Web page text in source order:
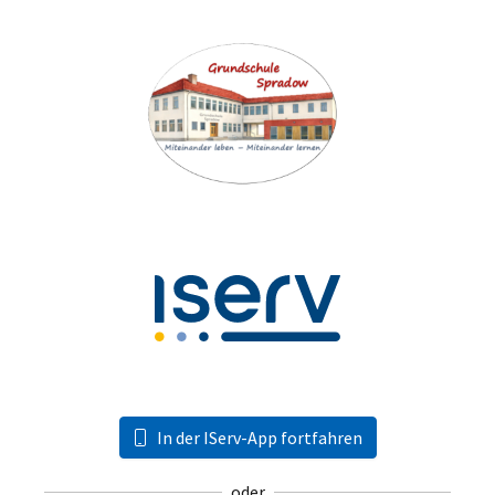
In der IServ-App fortfahren